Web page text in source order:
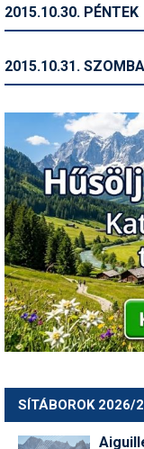
2015.10.30. PÉNTEK
2015.10.31.
SÍTÁBOROK 2026/